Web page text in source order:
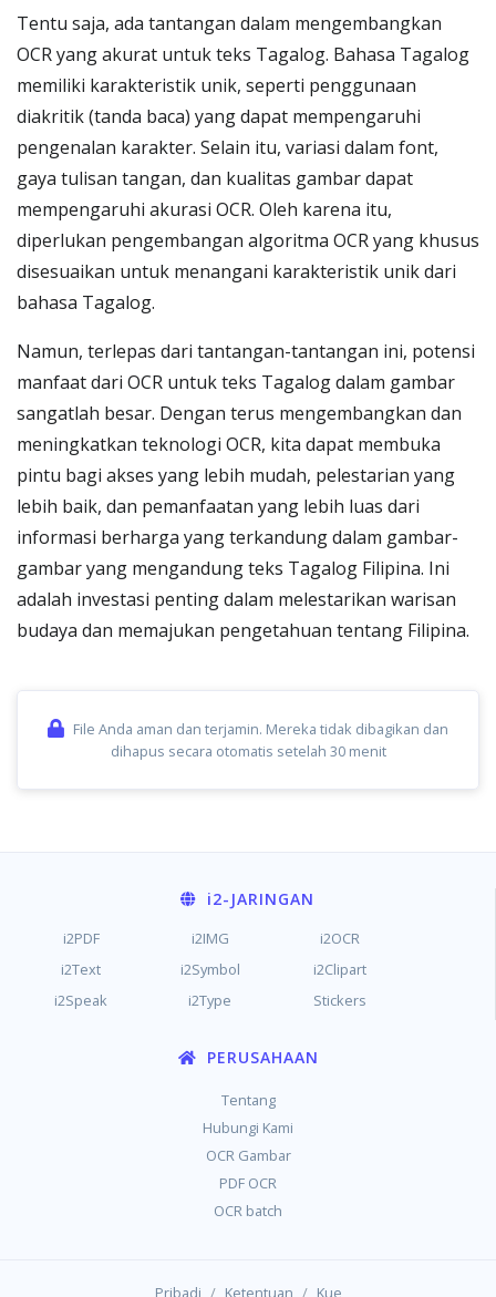
Tentu saja, ada tantangan dalam mengembangkan
OCR yang akurat untuk teks Tagalog. Bahasa Tagalog
memiliki karakteristik unik, seperti penggunaan
diakritik (tanda baca) yang dapat mempengaruhi
pengenalan karakter. Selain itu, variasi dalam font,
gaya tulisan tangan, dan kualitas gambar dapat
mempengaruhi akurasi OCR. Oleh karena itu,
diperlukan pengembangan algoritma OCR yang khusus
disesuaikan untuk menangani karakteristik unik dari
bahasa Tagalog.
Namun, terlepas dari tantangan-tantangan ini, potensi
manfaat dari OCR untuk teks Tagalog dalam gambar
sangatlah besar. Dengan terus mengembangkan dan
meningkatkan teknologi OCR, kita dapat membuka
pintu bagi akses yang lebih mudah, pelestarian yang
lebih baik, dan pemanfaatan yang lebih luas dari
informasi berharga yang terkandung dalam gambar-
gambar yang mengandung teks Tagalog Filipina. Ini
adalah investasi penting dalam melestarikan warisan
budaya dan memajukan pengetahuan tentang Filipina.
File Anda aman dan terjamin. Mereka tidak dibagikan dan
dihapus secara otomatis setelah 30 menit
i2-JARINGAN
i2PDF i2IMG
i2OCR
i2Text
i2Symbol
i2Clipart
i2Speak
i2Type Stickers
PERUSAHAAN
Tentang
Hubungi Kami
OCR Gambar
PDF OCR
OCR batch
Pribadi / Ketentuan / Kue